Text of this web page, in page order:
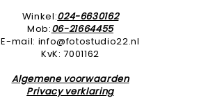
Winkel:024-6630162
Mob:06-21664455
E-mail: info@fotostudio22.nl
KvK: 7001162
Algemene voorwaarden
Privacy verklaring